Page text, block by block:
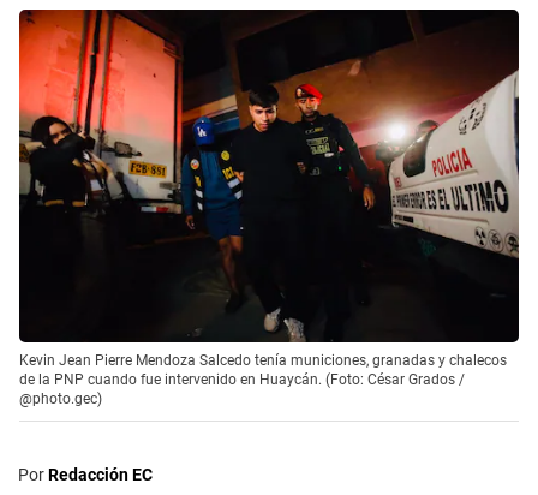
Kevin Jean Pierre Mendoza Salcedo tenía municiones, granadas y chalecos
de la PNP cuando fue intervenido en Huaycán. (Foto: César Grados /
@photo.gec)
PorRedacción EC